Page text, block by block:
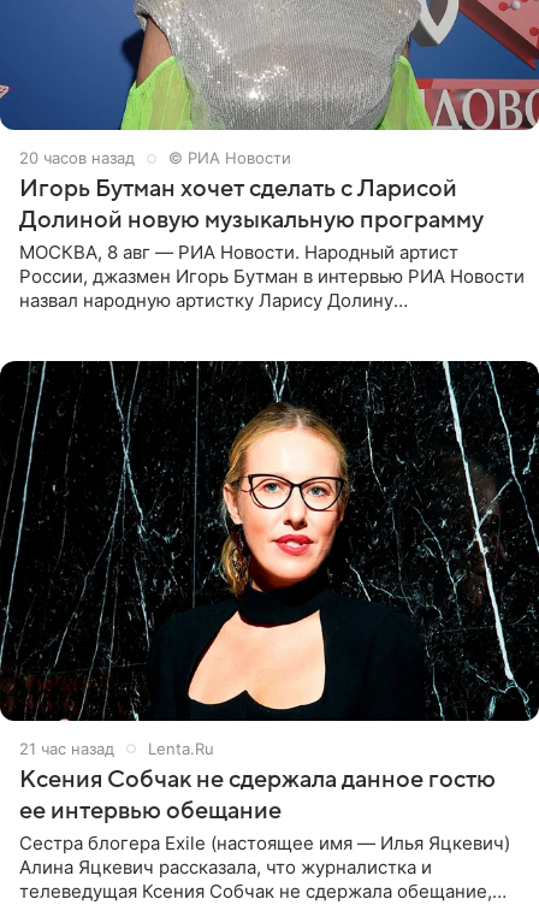
20 часов назад © РИА Новости
Игорь Бутман хочет сделать с Ларисой
Долиной новую музыкальную программу
МОСКВА, 8 авг — РИА Новости. Народный артист
России, джазмен Игорь Бутман в интервью РИА Новости
назвал народную артистку Ларису Долину
21 час назад Lenta.Ru
Ксения Собчак не сдержала данное гостю
ее интервью обещание
Сестра блогера Exile (настоящее имя — Илья Яцкевич)
Алина Яцкевич рассказала, что журналистка и
телеведущая Ксения Собчак не сдержала обещание,